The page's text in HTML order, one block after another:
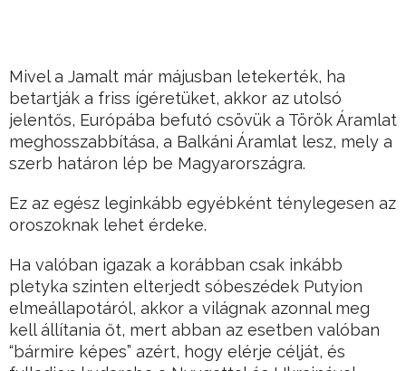
Mivel a Jamalt már májusban letekerték, ha
betartják a friss ígéretüket, akkor az utolsó
jelentős, Európába befutó csövük a Török Áramlat
meghosszabbítása, a Balkáni Áramlat lesz, mely a
szerb határon lép be Magyarországra.
Ez az egész leginkább egyébként ténylegesen az
oroszoknak lehet érdeke.
Ha valóban igazak a korábban csak inkább
pletyka szinten elterjedt sóbeszédek Putyion
elmeállapotáról, akkor a világnak azonnal meg
kell állítania őt, mert abban az esetben valóban
“bármire képes” azért, hogy elérje célját, és